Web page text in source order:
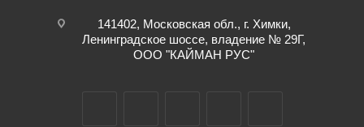
141402, Московская обл., г. Химки,
Ленинградское шоссе, владение № 29Г,
ООО "КАЙМАН РУС"